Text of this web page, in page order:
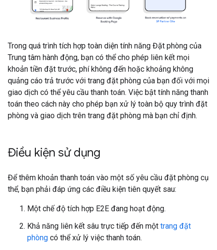
Trong quá trình tích hợp toàn diện tính năng Đặt phòng của
Trung tâm hành động, bạn có thể cho phép liên kết mọi
khoản tiền đặt trước, phí không đến hoặc khoảng không
quảng cáo trả trước với trang đặt phòng của bạn đối với mọi
giao dịch có thể yêu cầu thanh toán. Việc bật tính năng thanh
toán theo cách này cho phép bạn xử lý toàn bộ quy trình đặt
phòng và giao dịch trên trang đặt phòng mà bạn chỉ định.
Điều kiện sử dụng
Để thêm khoản thanh toán vào một số yêu cầu đặt phòng cụ
thể, bạn phải đáp ứng các điều kiện tiên quyết sau:
Một chế độ tích hợp E2E đang hoạt động.
Khả năng liên kết sâu trực tiếp đến một trang đặt
phòng có thể xử lý việc thanh toán.